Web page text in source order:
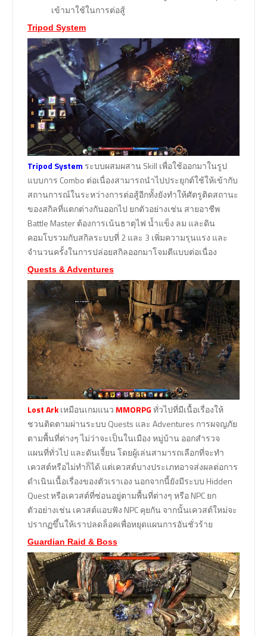
เข้ามาใช้ในการต่อสู้
Tripod System
Tripod Systemระบบผสมผสาน Skill เพื่อใช้ออกมาในรูป
แบบการ Combo ต่อเนื่องสามารถนำไปประยุกต์ใช้ให้เข้ากับ
สถานการณ์ในระหว่างการต่อสู้อีกทั้งยังทำให้ศัตรูติดสถานะ
ของสกิลที่แตกต่างกันออกไป ยกตัวอย่างเช่น สายอาชีพ
Battle Master ต้องการเน้นธาตุไฟ น้ำแข็ง ลม และดิน
คอมโบรวมกับสกิลระบบที่ 2 และ 3 เพิ่มความรุนแรง และ
จำนวนครั้งในการปล่อยสกิลออกมาโจมตีแบบต่อเนื่อง
Quests & Adventures
Lost Arkเหมือนเกมแนว MMORPGทั่วไปที่มีเนื้อเรื่องให้
ชวนติดตามผ่านระบบ Quests และ Adventures การผจญภัย
ตามพื้นที่ต่างๆ ไม่ว่าจะเป็นในเมือง หมู่บ้าน ออกสำรวจ
แผนที่ทั่วไป และดันเจี้ยน โดยผู้เล่นสามารถเลือกที่จะทำ
เควสต์หรือไม่ทำก็ได้ แต่เควสต์บางประเภทอาจส่งผลต่อการ
ดำเนินเนื้อเรื่องของตัวเราเอง นอกจากนี้ยังมีระบบ Hidden
Quest หรือเควสต์ที่ซ่อนอยู่ตามพื้นที่ต่างๆ หรือ NPC ยก
ตัวอย่างเช่น เควสต์แอบฟัง NPC คุยกัน จากนั้นเควสต์ใหม่จะ
ปรากฏขึ้นให้เราปลดล็อคเพื่อหยุดแผนการอันชั่วร้าย
Guardian Raid & Boss